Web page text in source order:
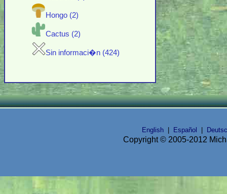
Hongo (2)
Cactus (2)
Sin informaci�n (424)
English Español
Copyright © 2005-2012